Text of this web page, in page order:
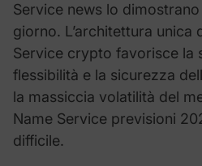
Service news lo
giorno. L’architettura unica
Service crypto favorisce la
flessibilità e la sicurezza
la massiccia volatilità del
Name Service previsioni
difficile.